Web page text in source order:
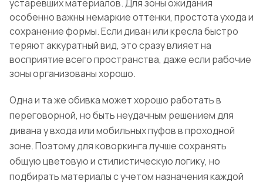
устаревших материалов. Для зоны ожидания
особенно важны немаркие оттенки, простота ухода и
сохранение формы. Если диван или кресла быстро
теряют аккуратный вид, это сразу влияет на
восприятие всего пространства, даже если рабочие
зоны организованы хорошо.
Одна и та же обивка может хорошо работать в
переговорной, но быть неудачным решением для
дивана у входа или мобильных пуфов в проходной
зоне. Поэтому для коворкинга лучше сохранять
общую цветовую и стилистическую логику, но
подбирать материалы с учетом назначения каждой